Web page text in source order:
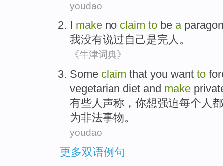
youdao
I make no claim to be a paragon
我没有说过自己是完人 。
《牛津词典》
Some claim that you want to
vegetarian diet and make
有些人声称 ， 你想强迫每个人都
为非法事物。
youdao
更多双语例句